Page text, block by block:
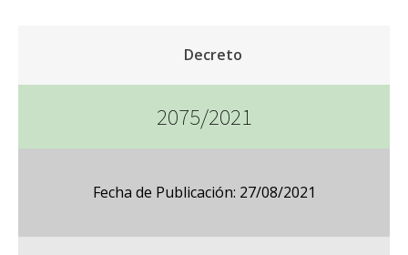
Decreto
2075/2021
Fecha de Publicación: 27/08/2021